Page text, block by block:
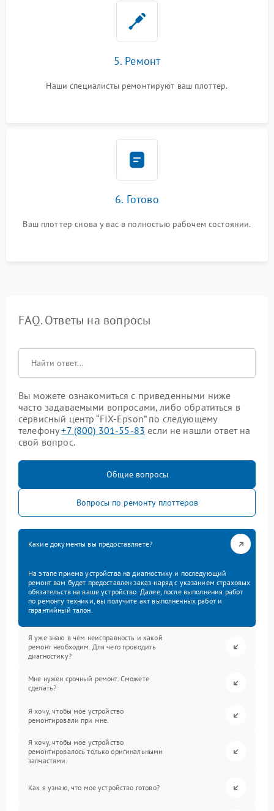
5. Ремонт
Наши специалисты ремонтируют ваш плоттер.
6. Готово
Ваш плоттер снова у вас в полностью рабочем состоянии.
FAQ. Ответы на вопросы
Вы можете ознакомиться с приведенными ниже
часто задаваемыми вопросами, либо обратиться в
сервисный центр “FIX-Epson” по следующему
телефону+7 (800) 301-55-83 если не нашли ответ на
свой вопрос.
Общие вопросы
Вопросы по ремонту плоттеров
Какие документы вы предоставляете?
На этапе приема устройства на диагностику и последующий
ремонт вам будет предоставлен заказ-наряд с указанием страховых
обязательств на ваше устройство. Далее, после выполнения работ
по ремонту техники, вы получите акт выполненных работ и
гарантийный талон.
Я уже знаю в чем неисправность и какой
ремонт необходим. Для чего проводить
диагностику?
Мне нужен срочный ремонт. Сможете
сделать?
Я хочу, чтобы мое устройство
ремонтировали при мне.
Я хочу, чтобы мое устройство
ремонтировалось только оригинальными
запчастями.
Как я узнаю, что мое устройство готово?